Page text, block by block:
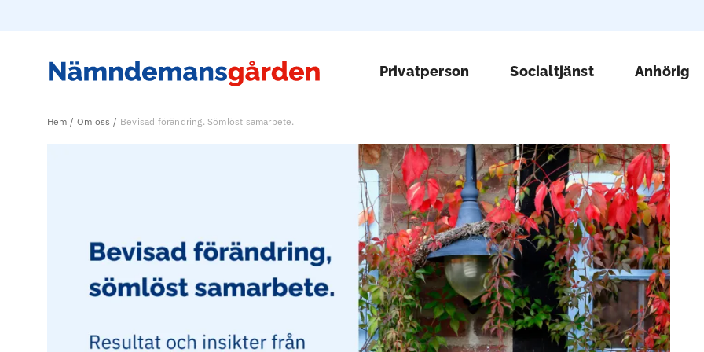
Privatperson Socialtjänst Anhörig
Hem Om oss Bevisad förändring. Sömlöst samarbete.